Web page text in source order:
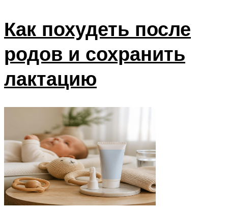
Как похудеть после
родов и сохранить
лактацию